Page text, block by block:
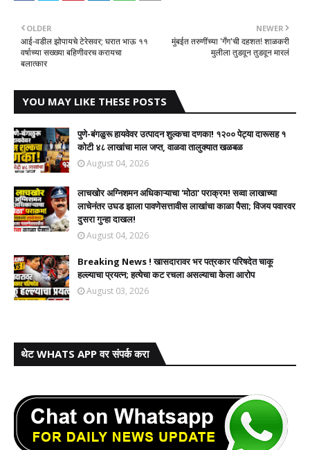
NEWER
मुंबईत तरुणींच्या 'गँग'ची दहशत! शाळकरी
मुलीला तुडवून तुडवून मारलं
OLDER
आई-वडील झोपायचे टेरेसवर; घरात भाऊ ११
वर्षाच्या सख्ख्या बहिणीवरच करायचा
बलात्कार
YOU MAY LIKE THESE POSTS
पुणे-बंगळुरू हायवेवर उत्पादन शुल्कचा दणका! १२०० पेट्या दारूसह १
कोटी ४८ लाखांचा माल जप्त, वाळवा तालुक्यात खळबळ
August 04, 2026
लाचखोर अग्निशमन अधिकाऱ्याचा 'मोठा' पराक्रम! सव्वा लाखाच्या
लाचेनंतर उघड झाला पावणेसत्तावीस लाखांचा काळा पैसा; विजय पवारवर
दुसरा गुन्हा दाखल!​
August 04, 2026
Breaking News ! खासदारावर भर पत्रकार परिषदेत चाकू
हल्ल्याचा प्रयत्न; हत्येचा कट रचला असल्याचा केला आरोप
August 03, 2026
थेट WHATS APP वर संपर्क करा